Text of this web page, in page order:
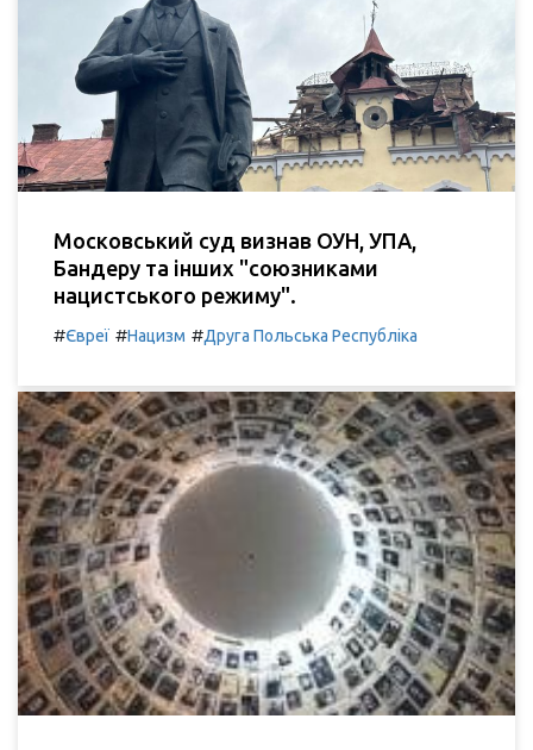
Московський суд визнав ОУН, УПА,
Бандеру та інших "союзниками
нацистського режиму".
#Євреї #Нацизм #Друга Польська Республіка